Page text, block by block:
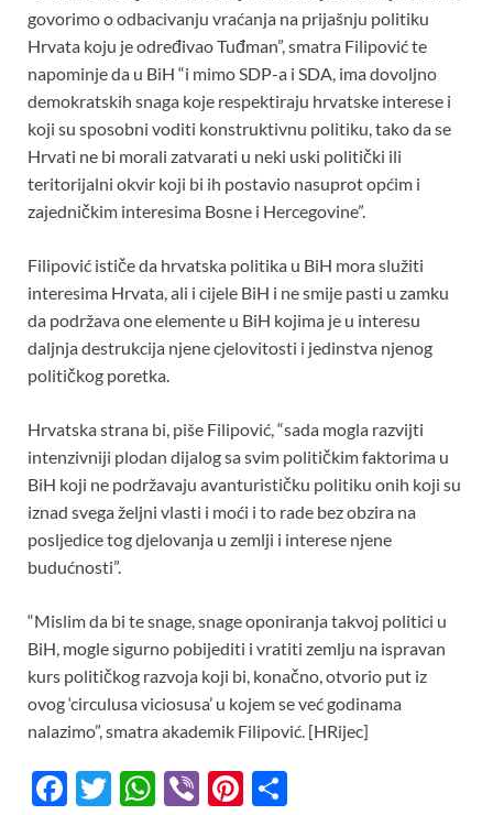
govorimo o odbacivanju vraćanja na prijašnju politiku
Hrvata koju je određivao Tuđman”, smatra Filipović te
napominje da u BiH “i mimo SDP-a i SDA, ima dovoljno
demokratskih snaga koje respektiraju hrvatske interese i
koji su sposobni voditi konstruktivnu politiku, tako da se
Hrvati ne bi morali zatvarati u neki uski politički ili
teritorijalni okvir koji bi ih postavio nasuprot općim i
zajedničkim interesima Bosne i Hercegovine”.
Filipović ističe da hrvatska politika u BiH mora služiti
interesima Hrvata, ali i cijele BiH i ne smije pasti u zamku
da podržava one elemente u BiH kojima je u interesu
daljnja destrukcija njene cjelovitosti i jedinstva njenog
političkog poretka.
Hrvatska strana bi, piše Filipović, “sada mogla razvijti
intenzivniji plodan dijalog sa svim političkim faktorima u
BiH koji ne podržavaju avanturističku politiku onih koji su
iznad svega željni vlasti i moći i to rade bez obzira na
posljedice tog djelovanja u zemlji i interese njene
budućnosti”.
“Mislim da bi te snage, snage oponiranja takvoj politici u
BiH, mogle sigurno pobijediti i vratiti zemlju na ispravan
kurs političkog razvoja koji bi, konačno, otvorio put iz
ovog ‘circulusa viciosusa’ u kojem se već godinama
nalazimo”, smatra akademik Filipović. [HRijec]
F
T
W Vi Pi